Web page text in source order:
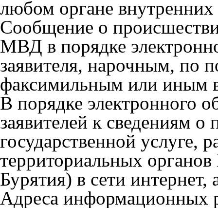
любом органе внутренних
Сообщение о
МВД в порядке
заявителя, нарочным, по
факсимильным или иным
В порядке электронного
заявителей к сведениям о
государственной услуге,
территориальных
Бурятия) в сети
Адреса информационных